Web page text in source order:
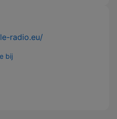
radio.eu/
bij